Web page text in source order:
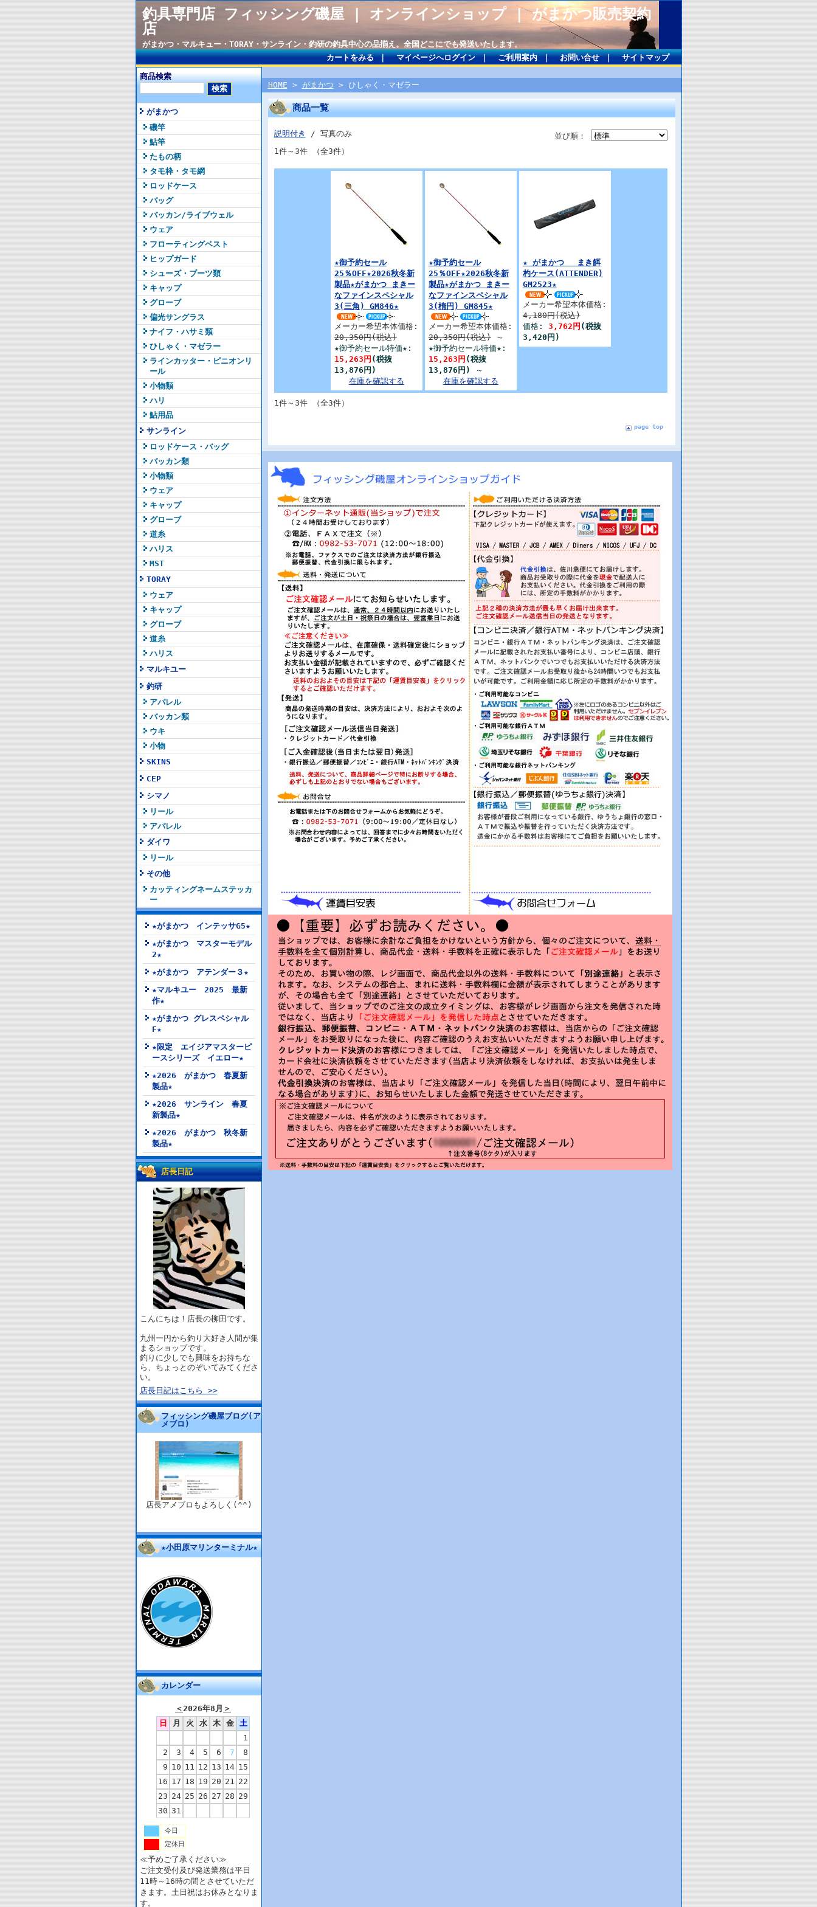
釣具専門店 フィッシング磯屋 | オンラインショップ | がまかつ販売契約
店
がまかつ・マルキュー・TORAY・サンライン・釣研の釣具中心の品揃え。全国どこにでも発送いたします。
カートをみる｜ マイページへログイン｜ ご利用案内｜ お問い合せ｜ サイトマップ
商品検索
がまかつ
磯竿
鮎竿
たもの柄
タモ枠・タモ網
ロッドケース
バッグ
バッカン/ライブウェル
ウェア
フローティングベスト
ヒップガード
シューズ・ブーツ類
キャップ
グローブ
偏光サングラス
ナイフ・ハサミ類
ひしゃく・マゼラー
ラインカッター・ピニオンリ
ール
小物類
ハリ
鮎用品
サンライン
ロッドケース・バッグ
バッカン類
小物類
ウェア
キャップ
グローブ
道糸
ハリス
MST
TORAY
ウェア
キャップ
グローブ
道糸
ハリス
マルキユー
釣研
アパレル
バッカン類
ウキ
小物
SKINS
CEP
シマノ
リール
アパレル
ダイワ
リール
その他
カッティングネームステッカ
ー
★がまかつ インテッサG5★
★がまかつ マスターモデル
2★
★がまかつ アテンダー３★
★マルキユー 2025 最新
作★
★がまかつ グレスペシャル
F★
★限定 エイジアマスターピ
ースシリーズ イエロー★
★2026 がまかつ 春夏新
製品★
★2026 サンライン 春夏
新製品★
★2026 がまかつ 秋冬新
製品★
店長日記
こんにちは！店長の柳田です。
九州一円から釣り大好き人間が集
まるショップです。
釣りに少しでも興味をお持ちな
ら、ちょっとのぞいてみてくださ
い。
店長日記はこちら >>
フィッシング磯屋ブログ(ア
メブロ)
店長アメブロもよろしく(^^)
★小田原マリンターミナル★
カレンダー
＜2026年8月 ＞
日
月 火 水 木 金
土
1
2
3 4 5 6 7
8
9 10 11 12 13 14 15
16 17 18 19 20 21 22
23 24 25 26 27 28 29
30 31
今日
定休日
≪予めご了承ください≫
ご注文受付及び発送業務は平日
11時～16時の間とさせていただ
きます。土日祝はお休みとなりま
す。
HOME > がまかつ > ひしゃく・マゼラー
商品一覧
並び順：
説明付き
/ 写真のみ
1件～3件 （全3件）
★御予約セール
25％OFF★2026秋冬新
製品★がまかつ まきー
なファインスペシャル
3(三角) GM846★
メーカー希望本体価格:
20,350円(税込)
★御予約セール特価★:
15,263円 (税抜
13,876円)
在庫を確認する
★御予約セール
25％OFF★2026秋冬新
製品★がまかつ まきー
なファインスペシャル
3(楕円) GM845★
メーカー希望本体価格:
20,350円(税込)
～
★御予約セール特価★:
15,263円 (税抜
13,876円)
～
在庫を確認する
★ がまかつ まき餌
杓ケース(ATTENDER)
GM2523★
メーカー希望本体価格:
4,180円(税込)
価格: 3,762円 (税抜
3,420円)
1件～3件 （全3件）
page top